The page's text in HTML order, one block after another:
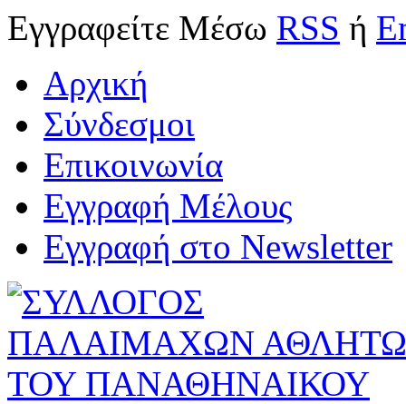
Εγγραφείτε Μέσω RSS ή
Αρχική
Σύνδεσμοι
Επικοινωνία
Εγγραφή Μέλους
Εγγραφή στο Newsletter